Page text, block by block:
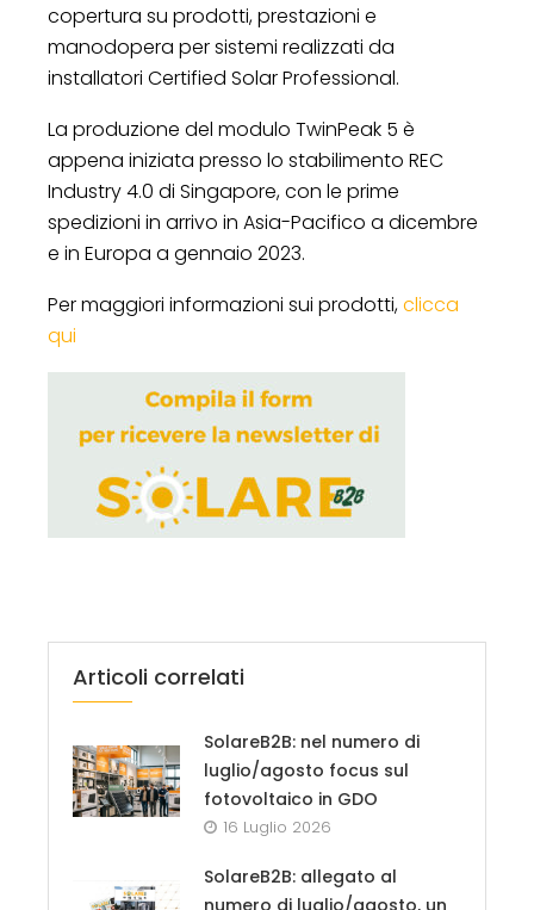
copertura su prodotti, prestazioni e
manodopera per sistemi realizzati da
installatori Certified Solar Professional.
La produzione del modulo TwinPeak 5 è
appena iniziata presso lo stabilimento REC
Industry 4.0 di Singapore, con le prime
spedizioni in arrivo in Asia-Pacifico a dicembre
e in Europa a gennaio 2023.
Per maggiori informazioni sui prodotti,clicca
qui
Articoli correlati
SolareB2B: nel numero di
luglio/agosto focus sul
fotovoltaico in GDO
16 Luglio 2026
SolareB2B: allegato al
numero di luglio/agosto, un